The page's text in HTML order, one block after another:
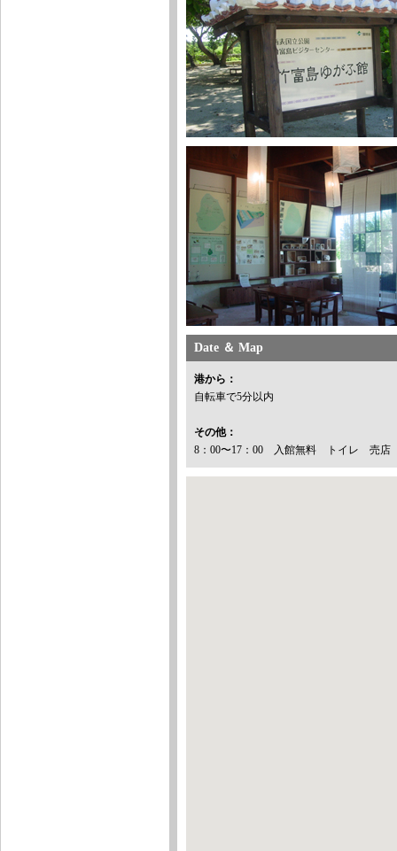
Date ＆ Map
港から：
自転車で5分以内
その他：
8：00〜17：00 入館無料 トイレ 売店